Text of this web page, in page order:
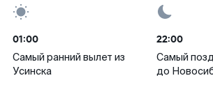
01:00
Самый ранний вылет из
Усинска
22:00
Самый
до